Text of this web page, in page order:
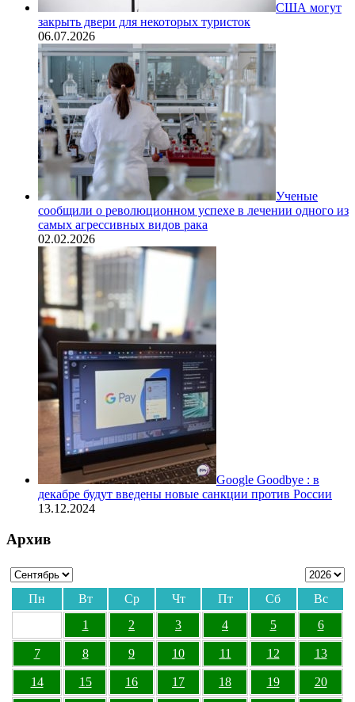
США могут
закрыть двери для некоторых туристок
06.07.2026
Ученые
сообщили о революционном успехе в лечении одного из
самых агрессивных видов рака
02.02.2026
Google Goodbye : в
декабре будут введены новые санкции против России
13.12.2024
Архив
Пн Вт Ср Чт Пт Сб
Вс
1
2 3 4 5 6
7 8 9 10 11 12 13
14 15 16 17 18 19 20